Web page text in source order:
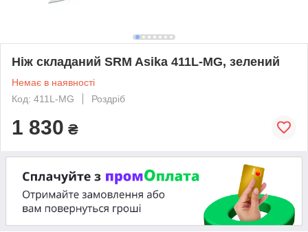
Ніж складаний SRM Asika 411L-MG, зелений
Немає в наявності
Код: 411L-MG
Роздріб
1 830 ₴